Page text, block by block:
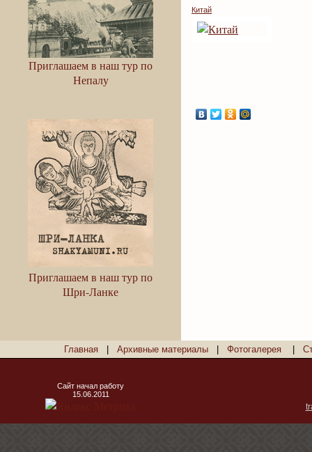
Приглашаем в наш тур по
Непалу
Приглашаем в наш тур по
Шри-Ланке
Китай
Главная Архивные материалы Фотогалерея
Сайт начал работу
15.06.2011